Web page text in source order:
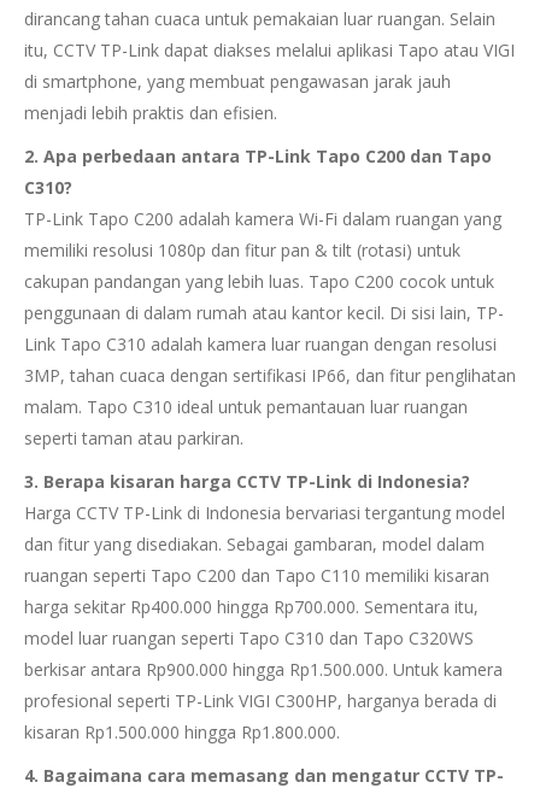
dirancang tahan cuaca untuk pemakaian luar ruangan. Selain
itu, CCTV TP-Link dapat diakses melalui aplikasi Tapo atau VIGI
di smartphone, yang membuat pengawasan jarak jauh
menjadi lebih praktis dan efisien.
2. Apa perbedaan antara TP-Link Tapo C200 dan Tapo
C310?
TP-Link Tapo C200 adalah kamera Wi-Fi dalam ruangan yang
memiliki resolusi 1080p dan fitur pan & tilt (rotasi) untuk
cakupan pandangan yang lebih luas. Tapo C200 cocok untuk
penggunaan di dalam rumah atau kantor kecil. Di sisi lain, TP-
Link Tapo C310 adalah kamera luar ruangan dengan resolusi
3MP, tahan cuaca dengan sertifikasi IP66, dan fitur penglihatan
malam. Tapo C310 ideal untuk pemantauan luar ruangan
seperti taman atau parkiran.
3. Berapa kisaran harga CCTV TP-Link di Indonesia?
Harga CCTV TP-Link di Indonesia bervariasi tergantung model
dan fitur yang disediakan. Sebagai gambaran, model dalam
ruangan seperti Tapo C200 dan Tapo C110 memiliki kisaran
harga sekitar Rp400.000 hingga Rp700.000. Sementara itu,
model luar ruangan seperti Tapo C310 dan Tapo C320WS
berkisar antara Rp900.000 hingga Rp1.500.000. Untuk kamera
profesional seperti TP-Link VIGI C300HP, harganya berada di
kisaran Rp1.500.000 hingga Rp1.800.000.
4. Bagaimana cara memasang dan mengatur CCTV TP-